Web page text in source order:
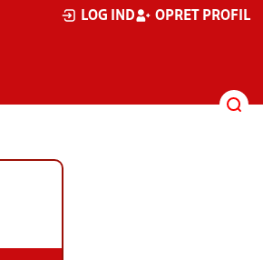
LOG IND OPRET PROFIL